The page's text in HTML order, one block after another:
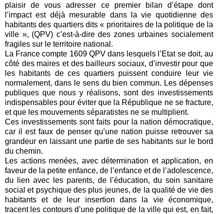
plaisir de vous adresser ce premier bilan d’étape dont
l’impact est déjà mesurable dans la vie quotidienne des
habitants des quartiers dits « prioritaires de la politique de la
ville », (QPV) c’est-à-dire des zones urbaines socialement
fragiles sur le territoire national.
La France compte 1609 QPV dans lesquels l’Etat se doit, au
côté des maires et des bailleurs sociaux, d’investir pour que
les habitants de ces quartiers puissent conduire leur vie
normalement, dans le sens du bien commun. Les dépenses
publiques que nous y réalisons, sont des investissements
indispensables pour éviter que la République ne se fracture,
et que les mouvements séparatistes ne se multiplient.
Ces investissements sont faits pour la nation démocratique,
car il est faux de penser qu’une nation puisse retrouver sa
grandeur en laissant une partie de ses habitants sur le bord
du chemin.
Les actions menées, avec détermination et application, en
faveur de la petite enfance, de l’enfance et de l’adolescence,
du lien avec les parents, de l’éducation, du soin sanitaire
social et psychique des plus jeunes, de la qualité de vie des
habitants et de leur insertion dans la vie économique,
tracent les contours d’une politique de la ville qui est, en fait,